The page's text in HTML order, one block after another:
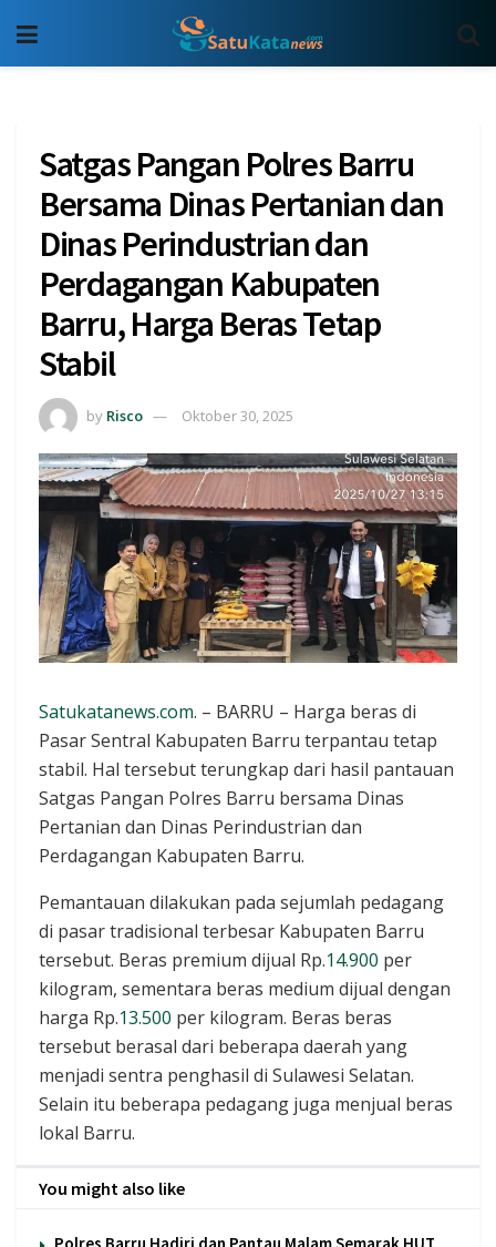
Satgas Pangan Polres Barru
Bersama Dinas Pertanian dan
Dinas Perindustrian dan
Perdagangan Kabupaten
Barru, Harga Beras Tetap
Stabil
by Risco Oktober 30, 2025
Satukatanews.com. – BARRU – Harga beras di
Pasar Sentral Kabupaten Barru terpantau tetap
stabil. Hal tersebut terungkap dari hasil pantauan
Satgas Pangan Polres Barru bersama Dinas
Pertanian dan Dinas Perindustrian dan
Perdagangan Kabupaten Barru.
Pemantauan dilakukan pada sejumlah pedagang
di pasar tradisional terbesar Kabupaten Barru
tersebut. Beras premium dijual Rp.14.900 per
kilogram, sementara beras medium dijual dengan
harga Rp.13.500 per kilogram. Beras beras
tersebut berasal dari beberapa daerah yang
menjadi sentra penghasil di Sulawesi Selatan.
Selain itu beberapa pedagang juga menjual beras
lokal Barru.
You might also like